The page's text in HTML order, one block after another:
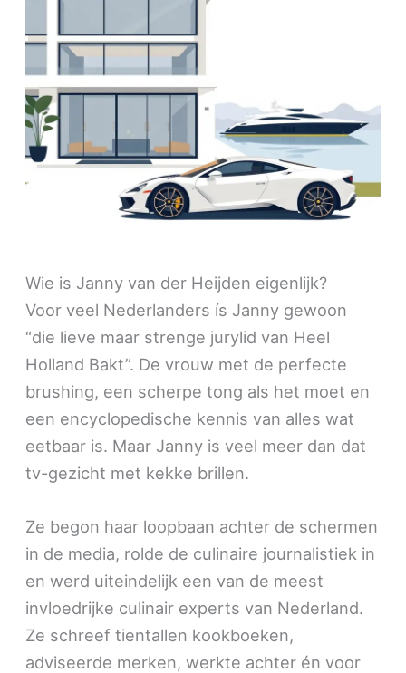
Wie is Janny van der Heijden eigenlijk?
Voor veel Nederlanders ís Janny gewoon
“die lieve maar strenge jurylid van Heel
Holland Bakt”. De vrouw met de perfecte
brushing, een scherpe tong als het moet en
een encyclopedische kennis van alles wat
eetbaar is. Maar Janny is veel meer dan dat
tv-gezicht met kekke brillen.
Ze begon haar loopbaan achter de schermen
in de media, rolde de culinaire journalistiek in
en werd uiteindelijk een van de meest
invloedrijke culinair experts van Nederland.
Ze schreef tientallen kookboeken,
adviseerde merken, werkte achter én voor